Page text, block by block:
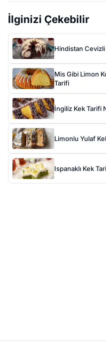
İlginizi Çekebilir
Hindistan Cevizli
Mis Gibi Limon
Tarifi
İngiliz Kek Tarifi
Limonlu Yulaf
Ispanaklı Kek